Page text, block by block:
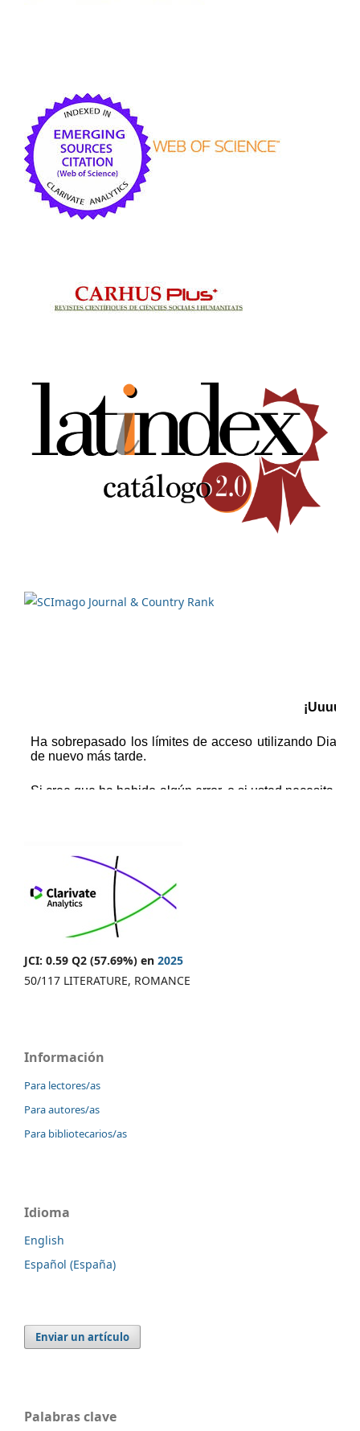
JCI: 0.59 Q2 (57.69%) en 2025
50/117 LITERATURE, ROMANCE
Información
Para lectores/as
Para autores/as
Para bibliotecarios/as
Idioma
English
Español (España)
Enviar un artículo
Palabras clave